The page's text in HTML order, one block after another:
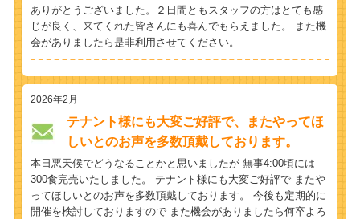
ありがとうございました。２日間ともスタッフの方はとても感
じが良く、来てくれた皆さんにも喜んでもらえました。 また機
会がありましたら是非利用させてください。
2026年2月
テナント様にも大変ご好評で、またやってほ
しいとのお声を多数頂戴しております。
本日悪天候でどうなることかと思いましたが 無事4:00頃には
300食完売いたしました。 テナント様にも大変ご好評で またや
ってほしいとのお声を多数頂戴しております。 今後も定期的に
開催を検討しておりますので また機会がありましたら何卒よろ